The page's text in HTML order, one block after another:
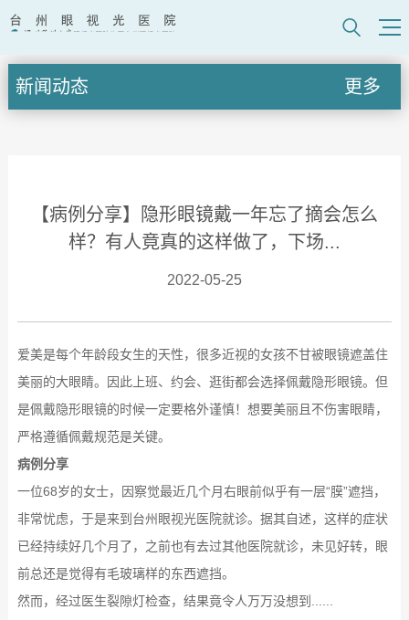
新闻动态 更多
【病例分享】隐形眼镜戴一年忘了摘会怎么
样？有人竟真的这样做了，下场...
2022-05-25
爱美是每个年龄段女生的天性， 很多近视的女孩不甘被眼镜遮盖住
美丽的大眼睛。因此上班、约会、逛街都会选择佩戴隐形眼镜。但
是佩戴隐形眼镜的时候一定要格外谨慎！想要美丽且不伤害眼睛，
严格遵循佩戴规范是关键。
病例分享
一位68岁的女士，因察觉最近几个月右眼前似乎有一层“膜”遮挡，
非常忧虑，于是来到台州眼视光医院就诊。据其自述，这样的症状
已经持续好几个月了，之前也有去过其他医院就诊，未见好转，眼
前总还是觉得有毛玻璃样的东西遮挡。
然而，经过医生裂隙灯检查，结果竟令人万万没想到......